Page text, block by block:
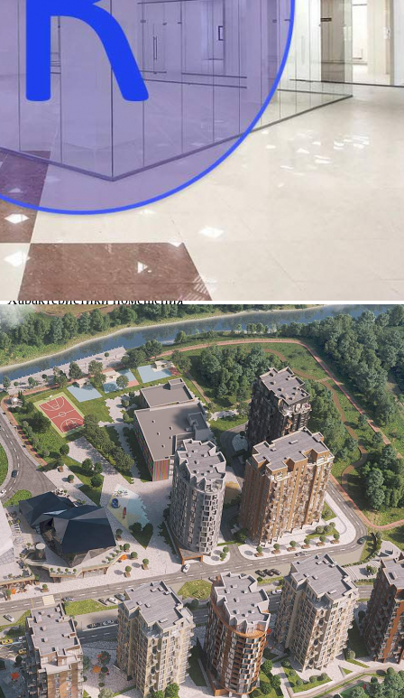
Москва / Московская обл
Получить контакты
Посмотреть на карте
Продается стрит-ритейл площадью 42.00 м2 в 16 мин.
транспортом от м. Теплый Стан, в 16 км. от МКАД, район
Новомосковский. Помещение располагается на 1 этаже
жилого комплекса Russian Design District. Количество комнат в
помещении - 1, здание находится на первой линии,
территория охраняется. ЖК построен в...
924 (+1)
Навигация
Характеристики
О помещении
Где находится
Контакты
Другие объявления
Характеристики помещения
№ объявления
96526
Дата размещения
16.03.2022
Город
Десеновское
Адрес
поселок Ватутинки, жилой комплекс Рашен Дизайн Дистрикт,
д.к4Б
Расположено
Жилой дом
Этаж
1
Предлагается
Продажа
Желаемый / подходящий вид деятельности
Не указано
Назначение
Не указано
Размер площади (м2)
42
Цена за помещение
16 380 000 руб.
О помещении